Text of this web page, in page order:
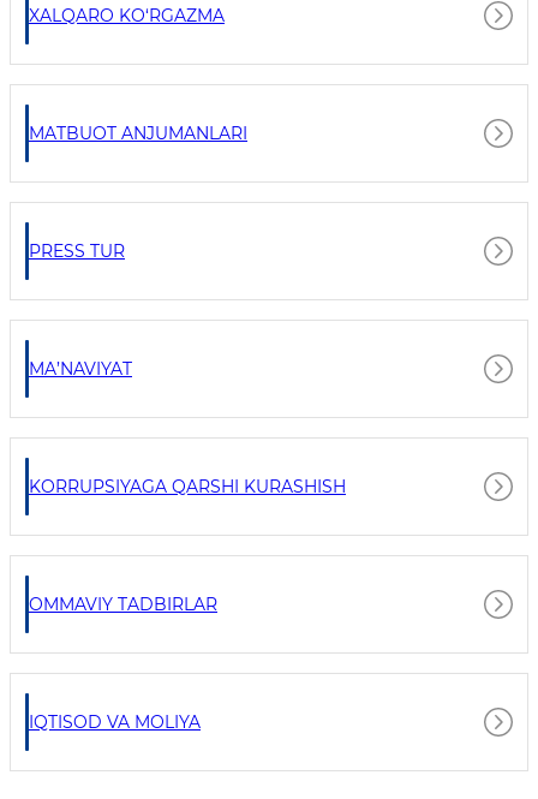
XALQARO KO‘RGAZMA
MATBUOT ANJUMANLARI
PRESS TUR
MA’NAVIYAT
KORRUPSIYAGA QARSHI KURASHISH
OMMAVIY TADBIRLAR
IQTISOD VA MOLIYA